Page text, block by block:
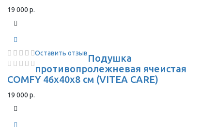
19 000 р.
Оставить отзывПодушка
противопролежневая ячеистая
COMFY 46х40х8 см (VITEA CARE)
19 000 р.